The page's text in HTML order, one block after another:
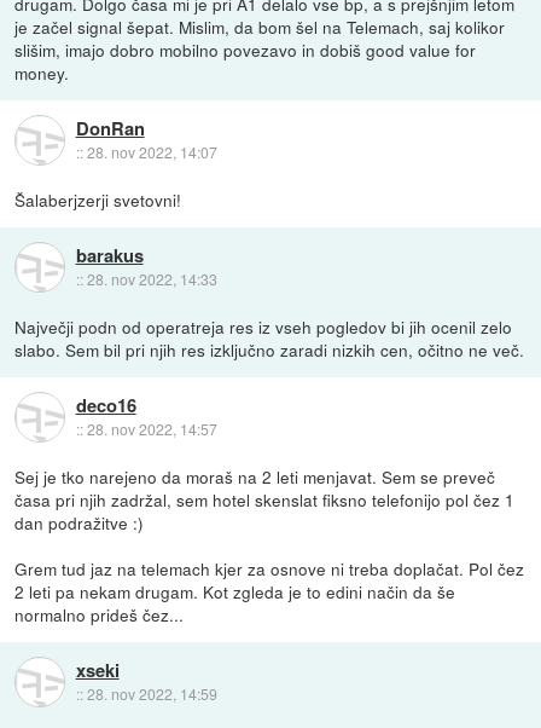
je začel signal šepat. Mislim, da bom šel na Telemach, saj kolikor
slišim, imajo dobro mobilno povezavo in dobiš good value for
money.
DonRan
::28. nov 2022, 14:07
Šalaberjzerji svetovni!
barakus
::28. nov 2022, 14:33
Največji podn od operatreja res iz vseh pogledov bi jih ocenil zelo
slabo. Sem bil pri njih res izključno zaradi nizkih cen, očitno ne več.
deco16
::28. nov 2022, 14:57
Sej je tko narejeno da moraš na 2 leti menjavat. Sem se preveč
časa pri njih zadržal, sem hotel skenslat fiksno telefonijo pol čez 1
dan podražitve :)
Grem tud jaz na telemach kjer za osnove ni treba doplačat. Pol čez
2 leti pa nekam drugam. Kot zgleda je to edini način da še
normalno prideš čez...
xseki
::28. nov 2022, 14:59